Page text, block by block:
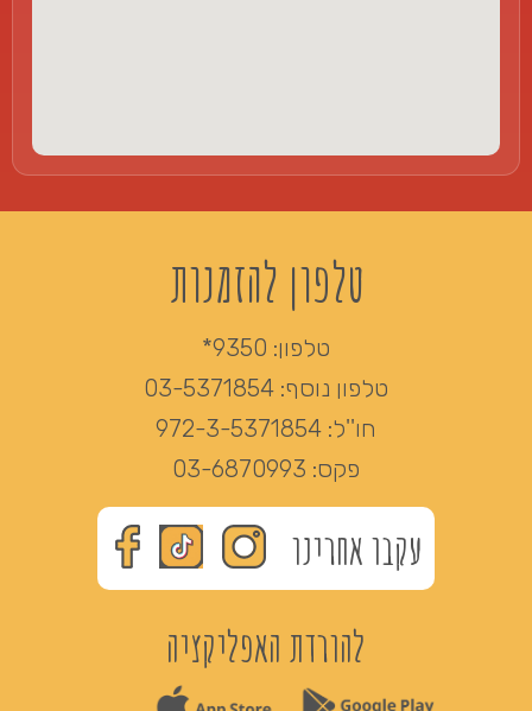
טלפון להזמנות
טלפון: 9350*
טלפון נוסף: 03-5371854
חו''ל: 972-3-5371854
פקס: 03-6870993
עקבו אחרינו
להורדת האפליקציה